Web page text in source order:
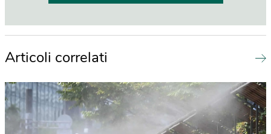
Articoli correlati